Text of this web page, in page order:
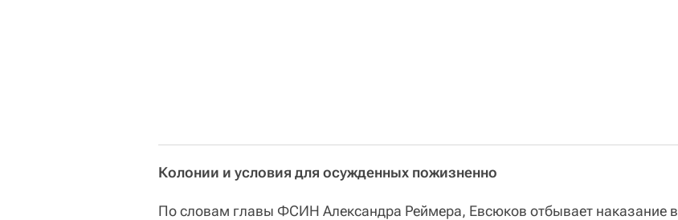
Колонии и условия для осужденных пожизненно
По словам главы ФСИН Александра Реймера, Евсюков отбывает наказание в